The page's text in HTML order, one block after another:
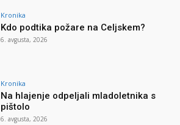
Kronika
Kdo podtika požare na Celjskem?
6. avgusta, 2026
Kronika
Na hlajenje odpeljali mladoletnika s
pištolo
6. avgusta, 2026